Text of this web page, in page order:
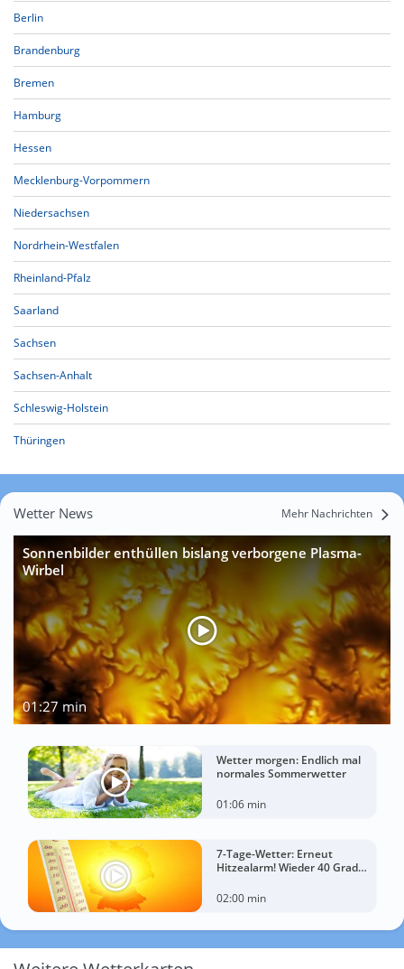
Berlin
Brandenburg
Bremen
Hamburg
Hessen
Mecklenburg-Vorpommern
Niedersachsen
Nordrhein-Westfalen
Rheinland-Pfalz
Saarland
Sachsen
Sachsen-Anhalt
Schleswig-Holstein
Thüringen
Wetter News Mehr Nachrichten
Sonnenbilder enthüllen bislang verborgene Plasma-
Wirbel
01:27 min
Wetter morgen: Endlich mal
normales Sommerwetter
01:06 min
7-Tage-Wetter: Erneut
Hitzealarm! Wieder 40 Grad
02:00 min